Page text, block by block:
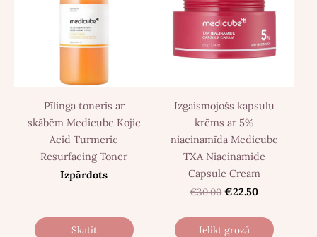
Pīlinga toneris ar
skābēm Medicube Kojic
Acid Turmeric
Resurfacing Toner
Izpārdots
Skatīt
Izgaismojošs kapsulu
krēms ar 5%
niacinamīda Medicube
TXA Niacinamide
Capsule Cream
€30.00 €22.50
Ielikt grozā